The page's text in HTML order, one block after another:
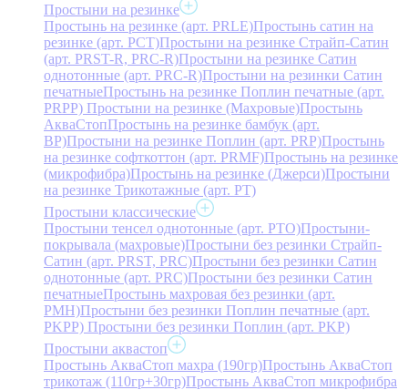
Простыни на резинке
Простынь на резинке (арт. PRLE)Простынь сатин на
резинке (арт. PCT)Простыни на резинке Страйп-Сатин
(арт. PRST-R, PRC-R)Простыни на резинке Сатин
однотонные (арт. PRC-R)Простыни на резинки Сатин
печатныеПростынь на резинке Поплин печатные (арт.
PRPP) Простыни на резинке (Махровые)Простынь
АкваСтопПростынь на резинке бамбук (арт.
BP)Простыни на резинке Поплин (арт. PRP)Простынь
на резинке софткоттон (арт. PRMF)Простынь на резинке
(микрофибра)Простынь на резинке (Джерси)Простыни
на резинке Трикотажные (арт. РТ)
Простыни классические
Простыни тенсел однотонные (арт. PTO)Простыни-
покрывала (махровые)Простыни без резинки Страйп-
Сатин (арт. PRST, PRC)Простыни без резинки Сатин
однотонные (арт. PRC)Простыни без резинки Сатин
печатныеПростынь махровая без резинки (арт.
PMH)Простыни без резинки Поплин печатные (арт.
PKPP) Простыни без резинки Поплин (арт. PKP)
Простыни аквастоп
Простынь АкваСтоп махра (190гр)Простынь АкваСтоп
трикотаж (110гр+30гр)Простынь АкваСтоп микрофибра